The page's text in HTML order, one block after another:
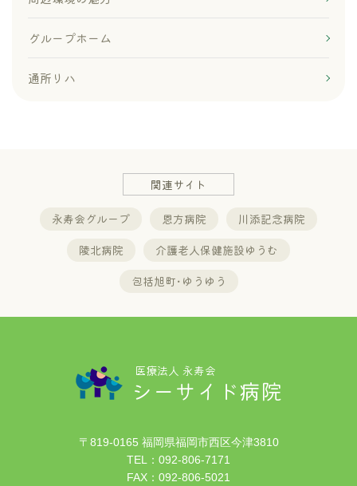
グループホーム
通所リハ
関連サイト
永寿会グループ 恩方病院
川添記念病院
陵北病院
介護老人保健施設ゆうむ
包括旭町･ゆうゆう
医療法人 永寿会
シーサイド病院
〒819-0165 福岡県福岡市西区今津3810
TEL： 092-806-7171
FAX：092-806-5021